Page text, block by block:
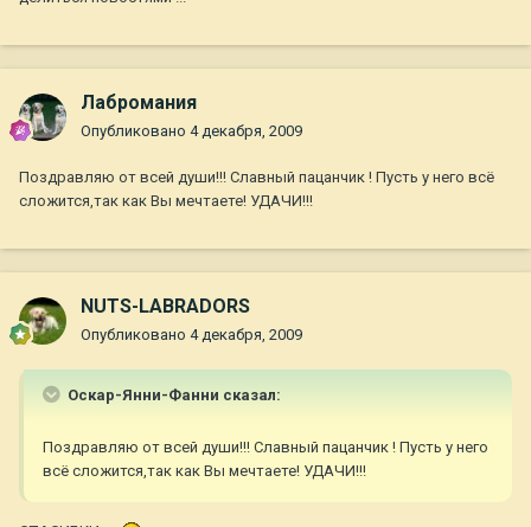
Лабромания
Опубликовано 4 декабря, 2009
Поздравляю от всей души!!! Славный пацанчик ! Пусть у него всё
сложится,так как Вы мечтаете! УДАЧИ!!!
NUTS-LABRADORS
Опубликовано 4 декабря, 2009
Оскар-Янни-Фанни сказал:
Поздравляю от всей души!!! Славный пацанчик ! Пусть у него
всё сложится,так как Вы мечтаете! УДАЧИ!!!